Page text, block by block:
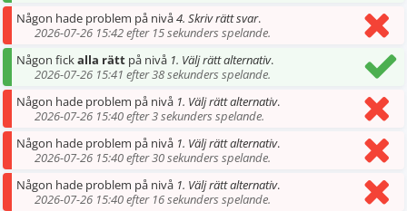
Någon hade problem på nivå4. Skriv rätt svar.
2026-07-26 15:42 efter 15 sekunders spelande.
Någon fickalla rätt på nivå 1. Välj rätt alternativ.
2026-07-26 15:41 efter 38 sekunders spelande.
Någon hade problem på nivå 1. Välj rätt alternativ.
2026-07-26 15:40 efter 3 sekunders spelande.
Någon hade problem på nivå 1. Välj rätt alternativ.
2026-07-26 15:40 efter 30 sekunders spelande.
Någon hade problem på nivå 1. Välj rätt alternativ.
2026-07-26 15:40 efter 16 sekunders spelande.